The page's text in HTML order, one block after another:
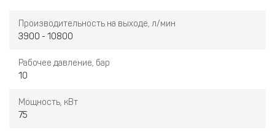
Производительность на выходе, л/мин
3900 - 10800
Рабочее давление, бар
10
Мощность, кВт
75